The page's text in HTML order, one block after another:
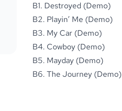
B1. Destroyed (Demo)
B2. Playin’ Me (Demo)
B3. My Car (Demo)
B4. Cowboy (Demo)
B5. Mayday (Demo)
B6. The Journey (Demo)